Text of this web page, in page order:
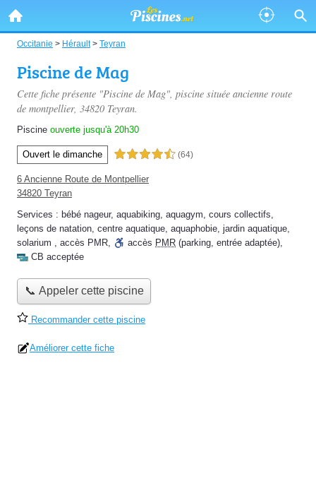
Occitanie > Hérault> Teyran
Piscine de Mag
Cette fiche présente "Piscine de Mag", piscine située ancienne route
de montpellier, 34820 Teyran.
Piscine ouverte jusqu'à 20h30
Ouvert le dimanche 4,5 étoiles sur 5 (64)
6 Ancienne Route de Montpellier
34820 Teyran
Services : bébé nageur, aquabiking, aquagym, cours collectifs,
leçons de natation, centre aquatique, aquaphobie, jardin aquatique,
solarium , accès PMR, accès PMR (parking, entrée adaptée),
CB acceptée
📞 Appeler cette piscine
Recommander cette piscine
Améliorer cette fiche